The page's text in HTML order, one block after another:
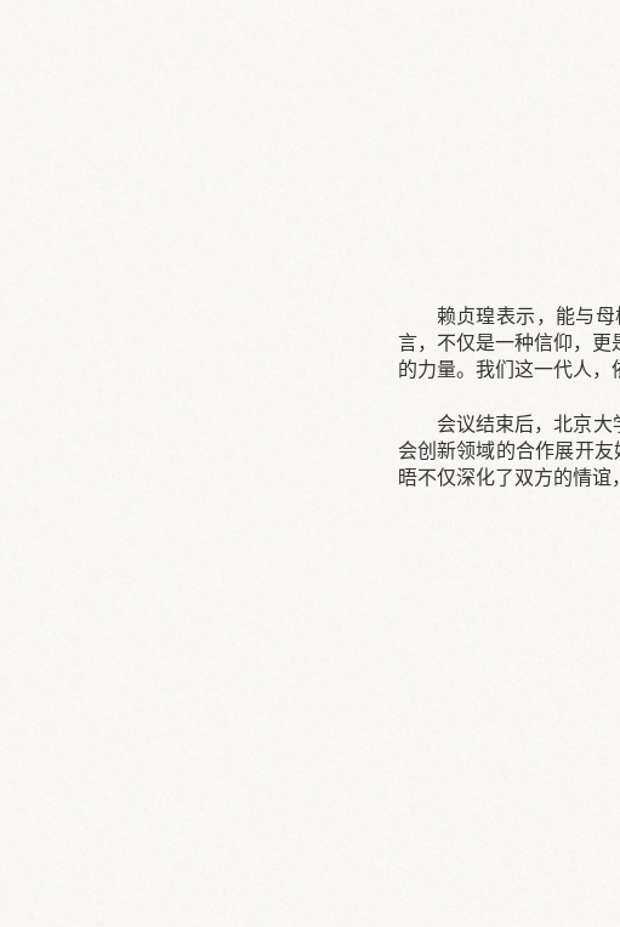
赖贞瑝表示，能与
言，不仅是一种信仰，
的力量。我们这一代人，
会议结束后，北京
会创新领域的合作展开
晤不仅深化了双方的情谊